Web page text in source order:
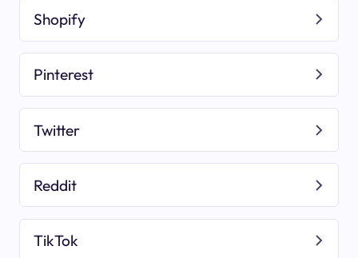
Shopify
Pinterest
Twitter
Reddit
TikTok